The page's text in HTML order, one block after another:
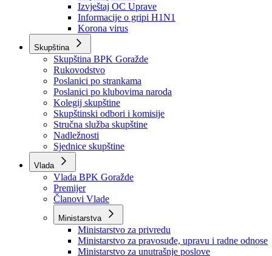
Obavještenja Vlade
Izvještajno prognozna služba Ministarstva privrede
Izvještaj o radu
Izvještaj OC Uprave
Informacije o gripi H1N1
Korona virus
Skupština
Skupština BPK Goražde
Rukovodstvo
Poslanici po strankama
Poslanici po klubovima naroda
Kolegij skupštine
Skupštinski odbori i komisije
Stručna služba skupštine
Nadležnosti
Sjednice skupštine
Vlada
Vlada BPK Goražde
Premijer
Članovi Vlade
Ministarstva